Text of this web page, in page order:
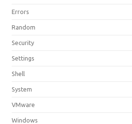
Errors
Random
Security
Settings
Shell
System
VMware
Windows